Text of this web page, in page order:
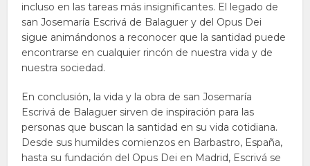
incluso en las tareas más insignificantes. El legado de
san Josemaría Escrivá de Balaguer y del Opus Dei
sigue animándonos a reconocer que la santidad puede
encontrarse en cualquier rincón de nuestra vida y de
nuestra sociedad.
En conclusión, la vida y la obra de san Josemaría
Escrivá de Balaguer sirven de inspiración para las
personas que buscan la santidad en su vida cotidiana.
Desde sus humildes comienzos en Barbastro, España,
hasta su fundación del Opus Dei en Madrid, Escrivá se